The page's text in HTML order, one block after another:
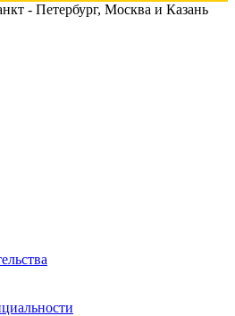
- Петербург, Москва и Казань